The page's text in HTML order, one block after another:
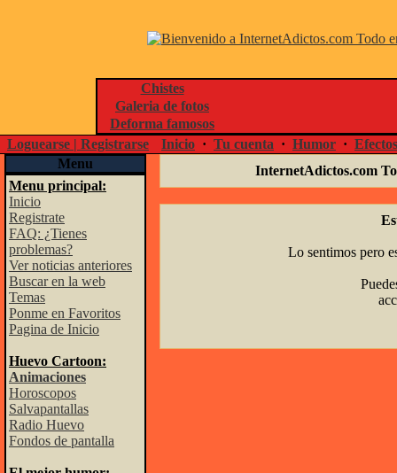
Chistes
Galeria de fotos
Deforma famosos
Loguearse | Registrarse
Inicio · Tu cuenta · Humor ·
Menu
Menu principal:
Inicio
Registrate
FAQ: ¿Tienes
problemas?
Ver noticias anteriores
Buscar en la web
Temas
Ponme en Favoritos
Pagina de Inicio
Huevo Cartoon:
Animaciones
Horoscopos
Salvapantallas
Radio Huevo
Fondos de pantalla
InternetAdictos.com
Lo sentimos pero